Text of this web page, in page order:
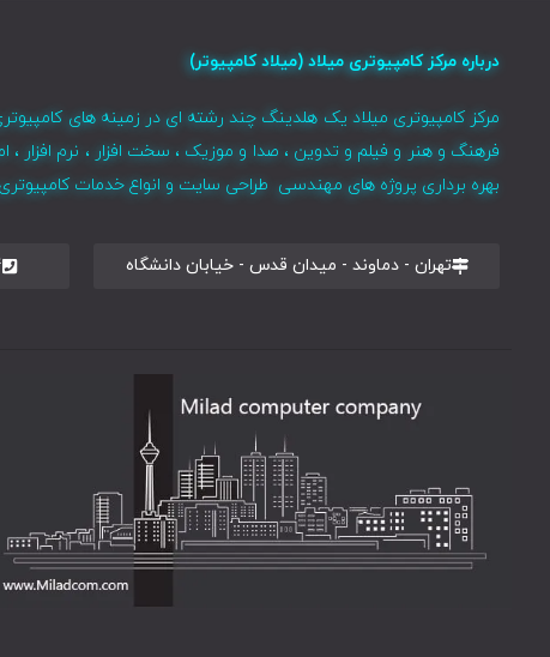
درباره مرکز کامپیوتری میلاد (میلاد کامپیوتر)
مرکز کامپیوتری میلاد یک هلدینگ چند رشته ای در زمینه های
فرهنگ و هنر و فیلم و تدوین ، صدا و موزیک ، سخت افزار ، نرم
بهره برداری پروژه های مهندسی طراحی سایت و انواع خدمات
تهران - دماوند - میدان قدس - خیابان دانشگاه